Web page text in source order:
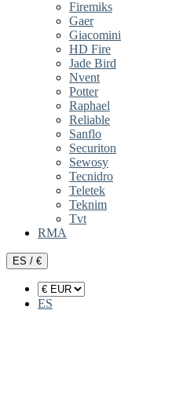
Firemiks
Gaer
Giacomini
HD Fire
Jade Bird
Nvent
Potter
Raphael
Reliable
Sanflo
Securiton
Sewosy
Tecnidro
Teletek
Teknim
Tvt
RMA
ES / €
ES